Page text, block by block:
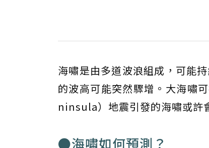
海嘯是由多道波浪組成，可能
的波高可能突然驟增。大海嘯
ninsula）地震引發的海嘯或許
●海嘯如何預測？